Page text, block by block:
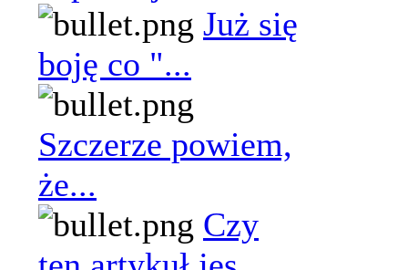
Już się
boję co "...
Szczerze powiem,
że...
Czy